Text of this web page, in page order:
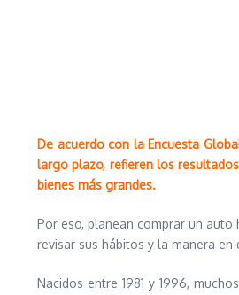
De acuerdo con la Encuesta
largo plazo, refieren los
bienes más grandes.
Por eso, planean comprar un
revisar sus hábitos y la manera en
Nacidos entre 1981 y 1996,